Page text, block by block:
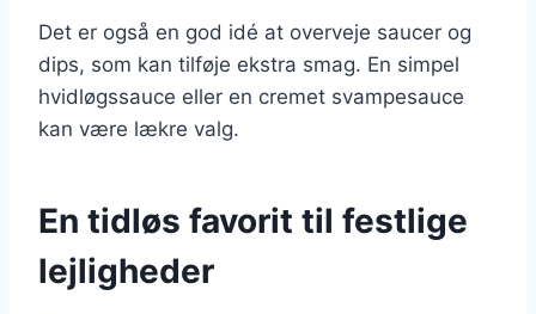
Det er også en god idé at overveje saucer og
dips, som kan tilføje ekstra smag. En simpel
hvidløgssauce eller en cremet svampesauce
kan være lækre valg.
En tidløs favorit til festlige
lejligheder